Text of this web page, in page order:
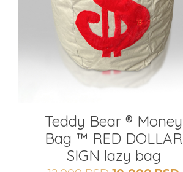
Teddy Bear ®️ Money
Bag ™️ RED DOLLAR
SIGN lazy bag